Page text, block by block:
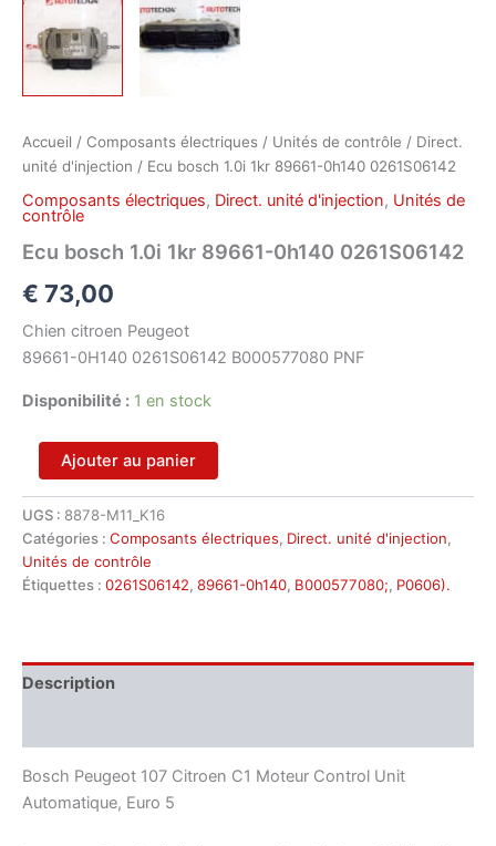
Accueil / Composants électriques / Unités de contrôle / Direct.
unité d'injection / Ecu bosch 1.0i 1kr 89661-0h140 0261S06142
Composants électriques, Direct. unité d'injection, Unités de
contrôle
Ecu bosch 1.0i 1kr 89661-0h140 0261S06142
€ 73,00
Chien citroen Peugeot
89661-0H140 0261S06142 B000577080 PNF
Disponibilité : 1 en stock
quantité
de
Ecu
bosch
1.0i
1kr
89661-
Ajouter au panier
UGS : 8878-M11_K16
Catégories : Composants électriques, Direct. unité d'injection,
Unités de contrôle
Étiquettes : 0261S06142, 89661-0h140, B000577080;, P0606).
Description
Bosch Peugeot 107 Citroen C1 Moteur Control Unit
Automatique, Euro 5